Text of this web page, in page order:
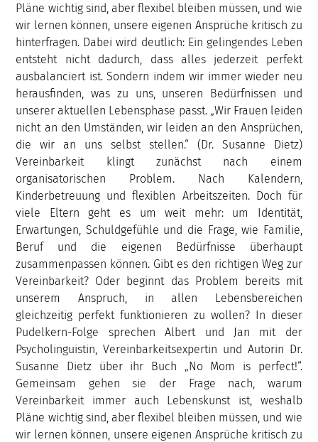
Pläne wichtig sind, aber flexibel bleiben müssen, und wie
wir lernen können, unsere eigenen Ansprüche kritisch zu
hinterfragen. Dabei wird deutlich: Ein gelingendes Leben
entsteht nicht dadurch, dass alles jederzeit perfekt
ausbalanciert ist. Sondern indem wir immer wieder neu
herausfinden, was zu uns, unseren Bedürfnissen und
unserer aktuellen Lebensphase passt. „Wir Frauen leiden
nicht an den Umständen, wir leiden an den Ansprüchen,
die wir an uns selbst stellen.“ (Dr. Susanne Dietz)
Vereinbarkeit klingt zunächst nach einem
organisatorischen Problem. Nach Kalendern,
Kinderbetreuung und flexiblen Arbeitszeiten. Doch für
viele Eltern geht es um weit mehr: um Identität,
Erwartungen, Schuldgefühle und die Frage, wie Familie,
Beruf und die eigenen Bedürfnisse überhaupt
zusammenpassen können. Gibt es den richtigen Weg zur
Vereinbarkeit? Oder beginnt das Problem bereits mit
unserem Anspruch, in allen Lebensbereichen
gleichzeitig perfekt funktionieren zu wollen? In dieser
Pudelkern-Folge sprechen Albert und Jan mit der
Psycholinguistin, Vereinbarkeitsexpertin und Autorin Dr.
Susanne Dietz über ihr Buch „No Mom is perfect!“.
Gemeinsam gehen sie der Frage nach, warum
Vereinbarkeit immer auch Lebenskunst ist, weshalb
Pläne wichtig sind, aber flexibel bleiben müssen, und wie
wir lernen können, unsere eigenen Ansprüche kritisch zu